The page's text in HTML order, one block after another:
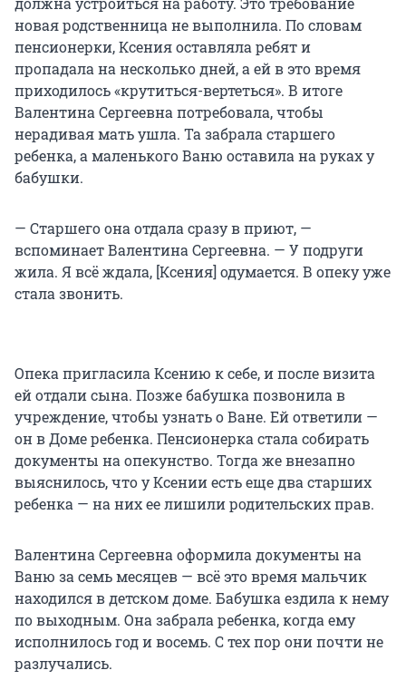
новая родственница не выполнила. По словам
пенсионерки, Ксения оставляла ребят и
пропадала на несколько дней, а ей в это время
приходилось «крутиться-вертеться». В итоге
Валентина Сергеевна потребовала, чтобы
нерадивая мать ушла. Та забрала старшего
ребенка, а маленького Ваню оставила на руках у
бабушки.
— Старшего она отдала сразу в приют, —
вспоминает Валентина Сергеевна. — У подруги
жила. Я всё ждала, [Ксения] одумается. В опеку уже
стала звонить.
Опека пригласила Ксению к себе, и после визита
ей отдали сына. Позже бабушка позвонила в
учреждение, чтобы узнать о Ване. Ей ответили —
он в Доме ребенка. Пенсионерка стала собирать
документы на опекунство. Тогда же внезапно
выяснилось, что у Ксении есть еще два старших
ребенка — на них ее лишили родительских прав.
Валентина Сергеевна оформила документы на
Ваню за семь месяцев — всё это время мальчик
находился в детском доме. Бабушка ездила к нему
по выходным. Она забрала ребенка, когда ему
исполнилось год и восемь. С тех пор они почти не
разлучались.